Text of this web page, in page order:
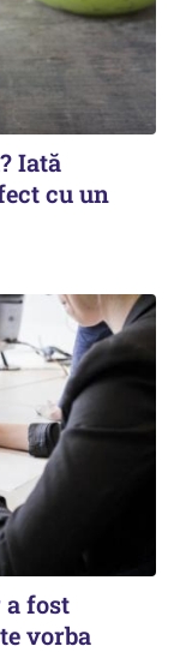
Iată
cu un
a fost
vorba